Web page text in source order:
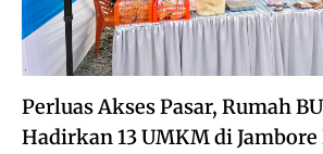
Perluas Akses Pasar, Rumah
Hadirkan 13 UMKM di